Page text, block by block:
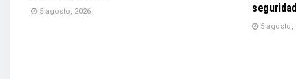
5 agosto, 2026
seguridad
5 agosto,